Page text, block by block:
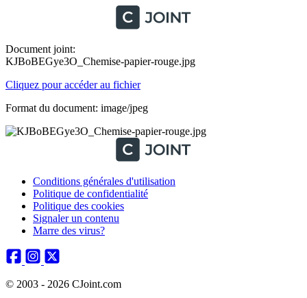
Document joint:
KJBoBEGye3O_Chemise-papier-rouge.jpg
Cliquez pour accéder au fichier
Format du document: image/jpeg
Conditions générales d'utilisation
Politique de confidentialité
Politique des cookies
Signaler un contenu
Marre des virus?
© 2003 - 2026 CJoint.com